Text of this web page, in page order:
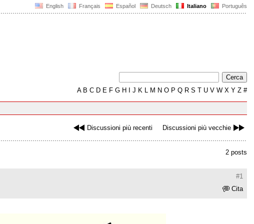
English Français Español Deutsch Italiano Português
AB C D E F G H J K L M N O P Q R S T U V W X Y Z #
Discussioni più recenti Discussioni più vecchie
2 posts
#1
Cita